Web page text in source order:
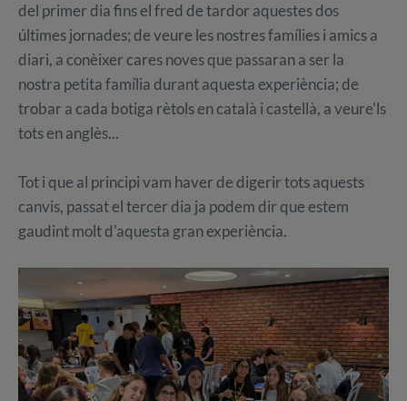
del primer dia fins el fred de tardor aquestes dos
últimes jornades; de veure les nostres famílies i amics a
diari, a conèixer cares noves que passaran a ser la
nostra petita família durant aquesta experiència; de
trobar a cada botiga rètols en català i castellà, a veure'ls
tots en anglès...
Tot i que al principi vam haver de digerir tots aquests
canvis, passat el tercer dia ja podem dir que estem
gaudint molt d'aquesta gran experiència.